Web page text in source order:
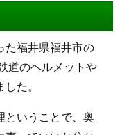
た福井県福井市の
道のヘルメットや
た。
ということで、奥